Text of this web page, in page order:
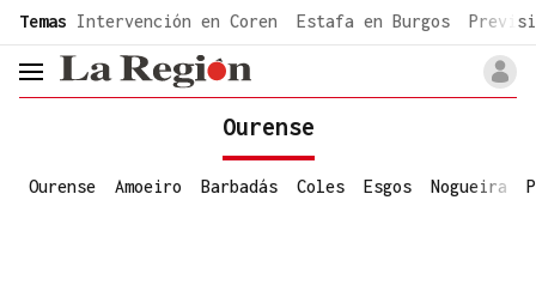
common.go-to-content
Temas Intervención en Coren Estafa en Burgos
header.menu.open
Ourense
Ourense Amoeiro Barbadás Coles Esgos Nogueira